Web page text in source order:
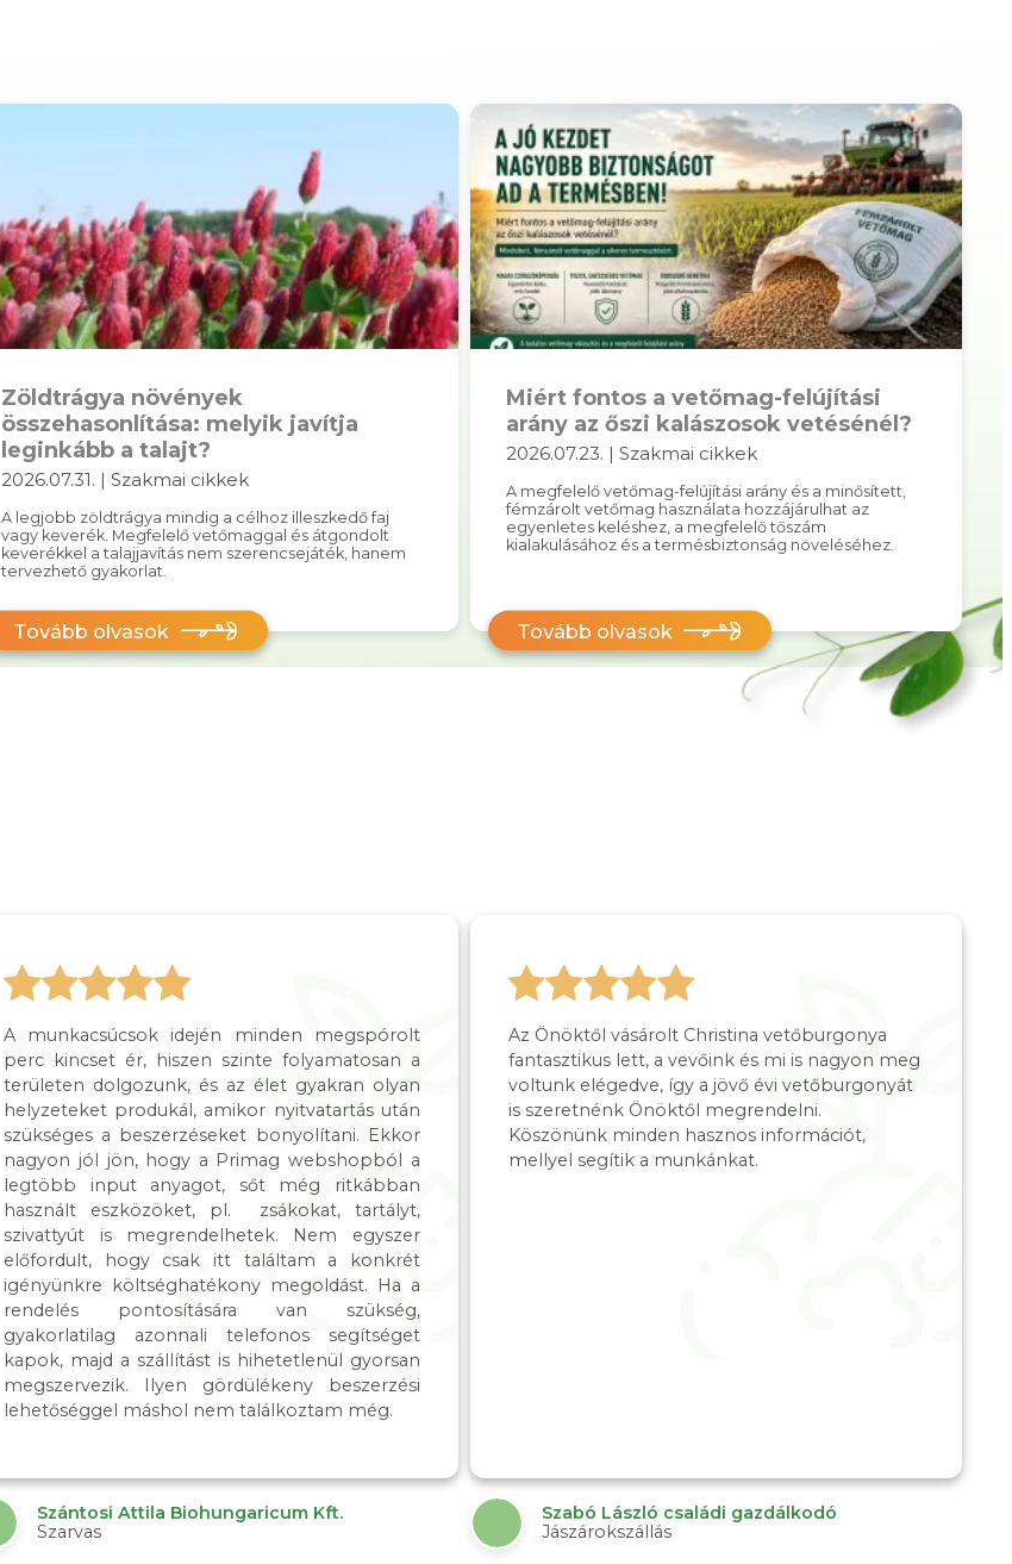
Zöldtrágya növények
összehasonlítása: melyik javítja
leginkább a talajt?
2026.07.31. | Szakmai cikkek
A legjobb zöldtrágya mindig a célhoz illeszkedő faj
vagy keverék. Megfelelő vetőmaggal és átgondolt
keverékkel a talajjavítás nem szerencsejáték, hanem
tervezhető gyakorlat.
Tovább olvasok
Miért fontos a vetőmag-felújítási
arány az őszi kalászosok vetésénél?
2026.07.23. | Szakmai cikkek
A megfelelő vetőmag-felújítási arány és a minősített,
fémzárolt vetőmag használata hozzájárulhat az
egyenletes keléshez, a megfelelő tőszám
kialakulásához és a termésbiztonság növeléséhez.
Tovább olvasok
A munkacsúcsok idején minden megspórolt
perc kincset ér, hiszen szinte folyamatosan a
területen dolgozunk, és az élet gyakran olyan
helyzeteket produkál, amikor nyitvatartás után
szükséges a beszerzéseket bonyolítani. Ekkor
nagyon jól jön, hogy a Primag webshopból a
legtöbb input anyagot, sőt még ritkábban
használt eszközöket, pl. zsákokat, tartályt,
szivattyút is megrendelhetek. Nem egyszer
előfordult, hogy csak itt találtam a konkrét
igényünkre költséghatékony megoldást. Ha a
rendelés pontosítására van szükség,
gyakorlatilag azonnali telefonos segítséget
kapok, majd a szállítást is hihetetlenül gyorsan
megszervezik. Ilyen gördülékeny beszerzési
lehetőséggel máshol nem találkoztam még.
Szántosi Attila Biohungaricum Kft.
Szarvas
Az Önöktől vásárolt Christina vetőburgonya
fantasztikus lett, a vevőink és mi is nagyon meg
voltunk elégedve, így a jövő évi vetőburgonyát
is szeretnénk Önöktől megrendelni.
Köszönünk minden hasznos információt,
mellyel segítik a munkánkat.
Szabó László családi gazdálkodó
Jászárokszállás